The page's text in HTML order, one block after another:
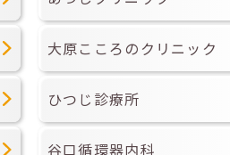
大原こころのクリニック
ひつじ診療所
谷口循環器内科